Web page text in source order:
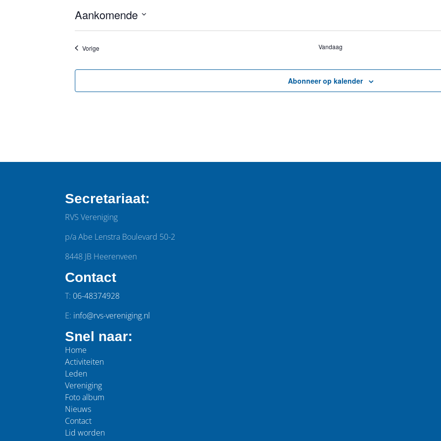
Aankomende
Selecteer
datum.
VorigeEvenementen Vandaag
Abonneer op kalender
Secretariaat:
RVS Vereniging
p/a Abe Lenstra Boulevard 50-2
8448 JB Heerenveen
Contact
T: 06-48374928
E: info@rvs-vereniging.nl
Snel naar:
Home
Activiteiten
Leden
Vereniging
Foto album
Nieuws
Contact
Lid worden